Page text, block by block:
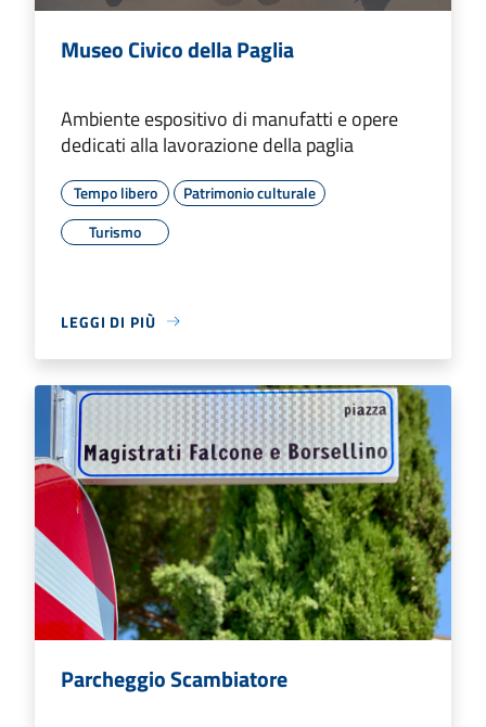
Museo Civico della Paglia
Ambiente espositivo di manufatti e opere
dedicati alla lavorazione della paglia
Tempo libero
Patrimonio culturale
Turismo
LEGGI DI PIÙ
Parcheggio Scambiatore